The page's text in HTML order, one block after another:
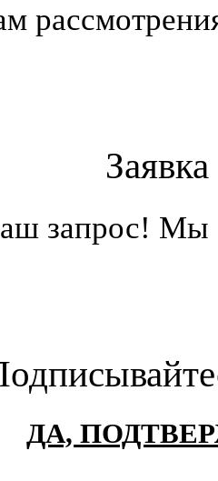
запрос!
ДА,